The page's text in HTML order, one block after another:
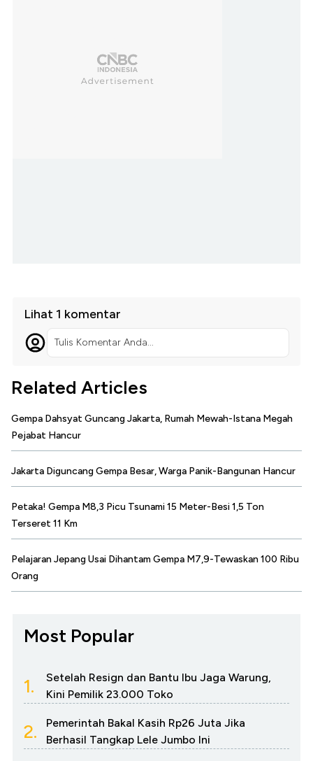
Lihat 1 komentar
Tulis Komentar Anda...
Related Articles
Gempa Dahsyat Guncang Jakarta, Rumah Mewah-Istana Megah
Pejabat Hancur
Jakarta Diguncang Gempa Besar, Warga Panik-Bangunan Hancur
Petaka! Gempa M8,3 Picu Tsunami 15 Meter-Besi 1,5 Ton
Terseret 11 Km
Pelajaran Jepang Usai Dihantam Gempa M7,9-Tewaskan 100 Ribu
Orang
Most Popular
1.
Setelah Resign dan Bantu Ibu Jaga Warung,
Kini Pemilik 23.000 Toko
2.
Pemerintah Bakal Kasih Rp26 Juta Jika
Berhasil Tangkap Lele Jumbo Ini